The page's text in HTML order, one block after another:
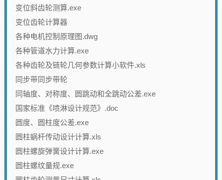
变位斜齿轮测算.exe
变位齿轮计算器
各种电机控制原理图.dwg
各种管道水力计算.exe
各种齿轮及链轮几何参数计算小软件.xls
同步带同步带轮
同轴度、对称度、圆跳动和全跳动公差.exe
国家标准《喷淋设计规范》.doc
圆度、圆柱度公差.exe
圆柱蜗杆传动设计计算.xls
圆柱螺旋弹簧设计计算.exe
圆柱螺纹量规.exe